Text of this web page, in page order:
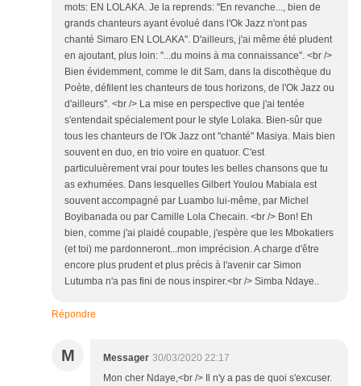
mots: EN LOLAKA. Je la reprends: ''En revanche..., bien de
grands chanteurs ayant évolué dans l'Ok Jazz n'ont pas
chanté Simaro EN LOLAKA''. D'ailleurs, j'ai même été pludent
en ajoutant, plus loin: ''...du moins à ma connaissance''. <br />
Bien évidemment, comme le dit Sam, dans la discothèque du
Poète, défilent les chanteurs de tous horizons, de l'Ok Jazz ou
d'ailleurs''. <br /> La mise en perspective que j'ai tentée
s'entendait spécialement pour le style Lolaka. Bien-sûr que
tous les chanteurs de l'Ok Jazz ont ''chanté'' Masiya. Mais bien
souvent en duo, en trio voire en quatuor. C'est
particuluèrement vrai pour toutes les belles chansons que tu
as exhumées. Dans lesquelles Gilbert Youlou Mabiala est
souvent accompagné par Luambo lui-même, par Michel
Boyibanada ou par Camille Lola Checain. <br /> Bon! Eh
bien, comme j'ai plaidé coupable, j'espère que les Mbokatiers
(et toi) me pardonneront...mon imprécision. A charge d'être
encore plus prudent et plus précis à l'avenir car Simon
Lutumba n'a pas fini de nous inspirer.<br /> Simba Ndaye..
Répondre
M Messager 30/03/2020 22:17
Mon cher Ndaye,<br /> Il n'y a pas de quoi s'excuser.